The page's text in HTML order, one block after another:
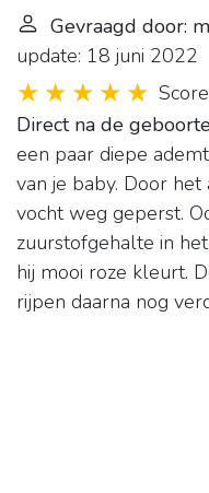
Gevraagd door:
update: 18 juni 2022
Direct na de geboorte
een paar diepe
van je baby. Door
vocht weg geperst.
zuurstofgehalte in
hij mooi roze kleurt.
rijpen daarna nog